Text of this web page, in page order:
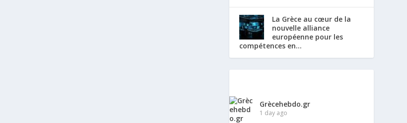
La Grèce au cœur de la
nouvelle alliance
européenne pour les
compétences en...
Grècehebdo.gr
1 day ago